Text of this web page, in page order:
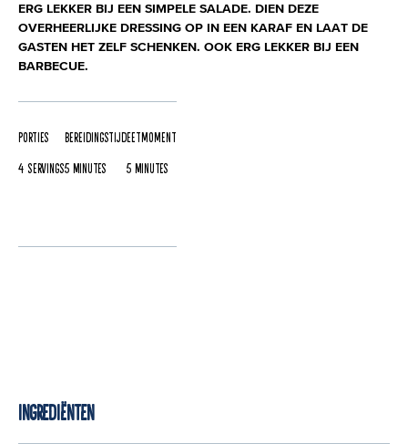
ERG LEKKER BIJ EEN SIMPELE SALADE. DIEN DEZE
OVERHEERLIJKE DRESSING OP IN EEN KARAF EN LAAT DE
GASTEN HET ZELF SCHENKEN. OOK ERG LEKKER BIJ EEN
BARBECUE.
Porties
4 servings
Bereidingstijd
5 Minutes
Eetmoment
5 Minutes
Ingrediënten